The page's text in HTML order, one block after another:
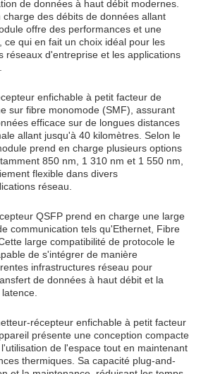
de données à haut débit modernes.
des débits de données allant
offre des performances et une
ce qui en fait un choix idéal pour les
réseaux d'entreprise et les applications
enfichable à petit facteur de
sur fibre monomode (SMF), assurant
efficace sur de longues distances
allant jusqu'à 40 kilomètres. Selon le
prend en charge plusieurs options
850 nm, 1 310 nm et 1 550 nm,
flexible dans divers
réseau.
QSFP prend en charge une large
communication tels qu'Ethernet, Fibre
large compatibilité de protocole le
de s'intégrer de manière
infrastructures réseau pour
de données à haut débit et la
récepteur enfichable à petit facteur
présente une conception compacte
de l'espace tout en maintenant
thermiques. Sa capacité plug-and-